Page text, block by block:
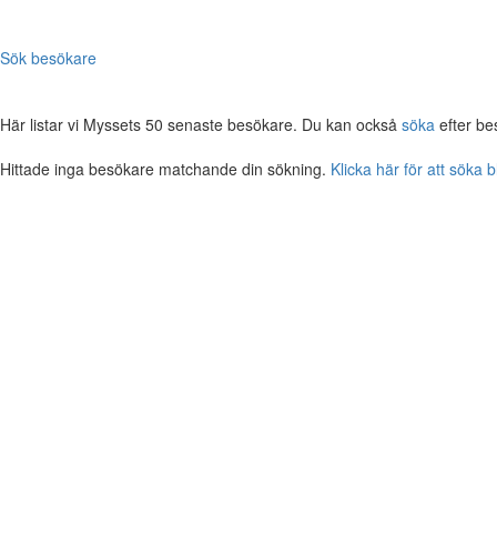
Sök besökare
Här listar vi Myssets 50 senaste besökare. Du kan också söka efter
Hittade inga besökare matchande din sökning. Klicka här för att söka